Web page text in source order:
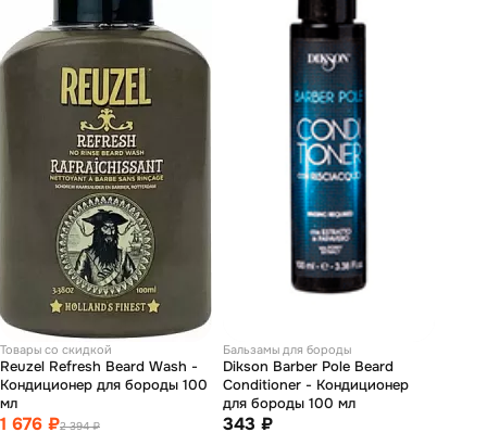
Товары со скидкой
Reuzel Refresh Beard Wash -
Кондиционер для бороды 100
мл
1 676 ₽2 394 ₽
Бальзамы для бороды
Dikson Barber Pole Beard
Conditioner - Кондиционер
для бороды 100 мл
343 ₽